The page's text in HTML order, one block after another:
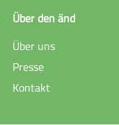
Über den änd
Über uns
Presse
Kontakt